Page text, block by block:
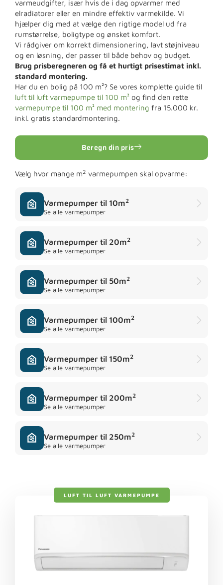
varmeudgifter, især hvis de i dag opvarmer med
elradiatorer eller en mindre effektiv varmekilde. Vi
hjælper dig med at vælge den rigtige model ud fra
rumstørrelse, boligtype og ønsket komfort.
Vi rådgiver om korrekt dimensionering, lavt støjniveau
og en løsning, der passer til både behov og budget.
Brug prisberegneren og få et hurtigt prisestimat inkl.
standard montering.
Har du en bolig på 100 m²? Se vores komplette guide til
luft til luft varmepumpe til 100 m² og find den rette
varmepumpe til 100 m² med montering fra 15.000 kr.
inkl. gratis standardmontering.
Beregn din pris
Vælg hvor mange m2 varmepumpen skal opvarme:
Varmepumper til 10m2
Se alle varmepumper
Varmepumper til 20m2
Se alle varmepumper
Varmepumper til 50m2
Se alle varmepumper
Varmepumper til 100m2
Se alle varmepumper
Varmepumper til 150m2
Se alle varmepumper
Varmepumper til 200m2
Se alle varmepumper
Varmepumper til 250m2
Se alle varmepumper
LUFT TIL LUFT VARMEPUMPE